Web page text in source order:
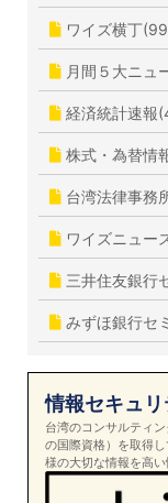
ワイズ横丁
月間５大ニュ
経済統計速報
株式・為替情
台湾法律事務
ワイズニュー
三井住友銀行
みずほ銀行セ
情報セキュ
台湾のコンサルティ
の国際資格）を取得
様の大切な情報を高